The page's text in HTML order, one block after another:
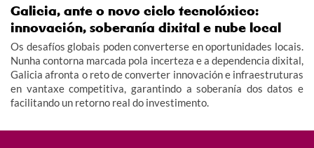
Galicia, ante o novo ciclo tecnolóxico:
innovación, soberanía dixital e nube local
Os desafíos globais poden converterse en oportunidades locais.
Nunha contorna marcada pola incerteza e a dependencia dixital,
Galicia afronta o reto de converter innovación e infraestruturas
en vantaxe competitiva, garantindo a soberanía dos datos e
facilitando un retorno real do investimento.